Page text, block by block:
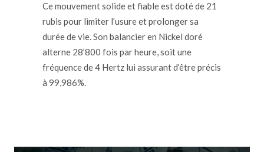
Ce mouvement solide et fiable est doté de 21
rubis pour limiter l’usure et prolonger sa
durée de vie. Son balancier en Nickel doré
alterne 28’800 fois par heure, soit une
fréquence de 4 Hertz lui assurant d’être précis
à 99,986%.